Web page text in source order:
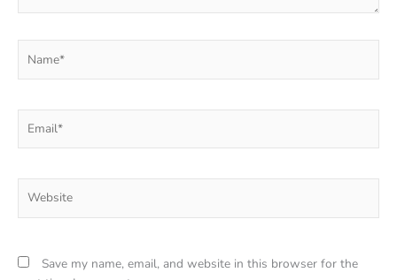
Save my name, email, and website in this browser for the